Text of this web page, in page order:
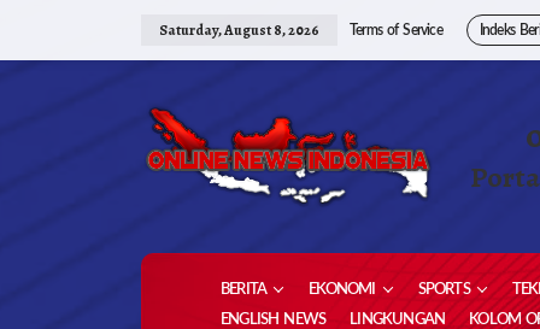
Saturday, August 8, 2026 Terms of Service Indeks
BERITA EKONOMI SPORTS
ENGLISH NEWS
LINGKUNGAN KOLOM